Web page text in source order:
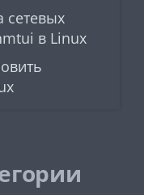
сетевых
в Linux